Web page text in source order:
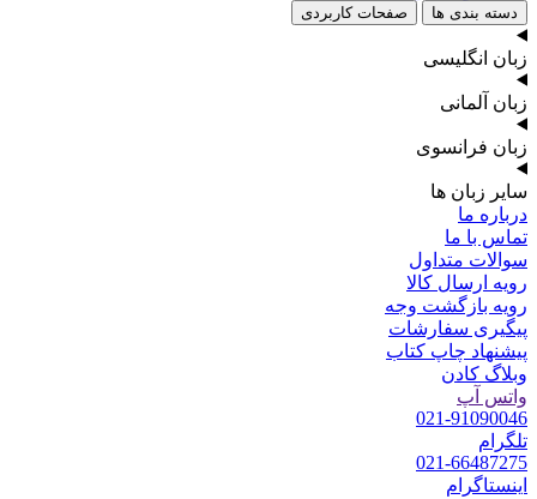
دسته بندی ها صفحات کاربردی
زبان انگلیسی
زبان آلمانی
زبان فرانسوی
سایر زبان ها
درباره ما
تماس با ما
سوالات متداول
رویه ارسال کالا
رویه بازگشت وجه
پیگیری سفارشات
پیشنهاد چاپ کتاب
وبلاگ کادن
واتس آپ
021-91090046
تلگرام
021-66487275
اینستاگرام